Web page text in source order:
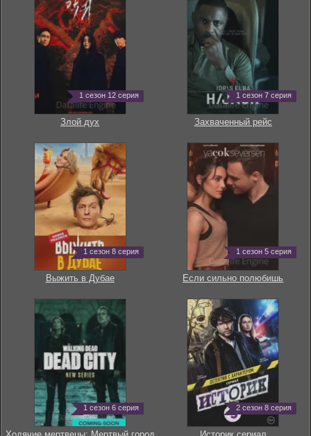
1 сезон 12 серия
Злой дух
1 сезон 7 серия
Захваченный рейс
1 сезон 8 серия
Выжить в Дубае
1 сезон 5 серия
Если сильно полюбишь
1 сезон 6 серия 2 сезон 8 серия